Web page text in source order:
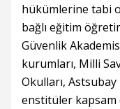
hükümlerine tabi
bağlı eğitim
Güvenlik
kurumları, Milli
Okulları,
enstitüler kapsam